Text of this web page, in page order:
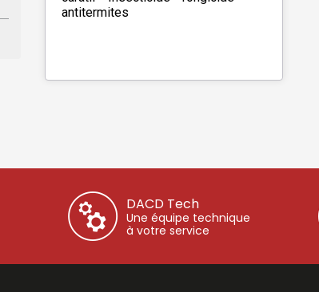
antitermites
DACD Tech
Une équipe technique
à votre service